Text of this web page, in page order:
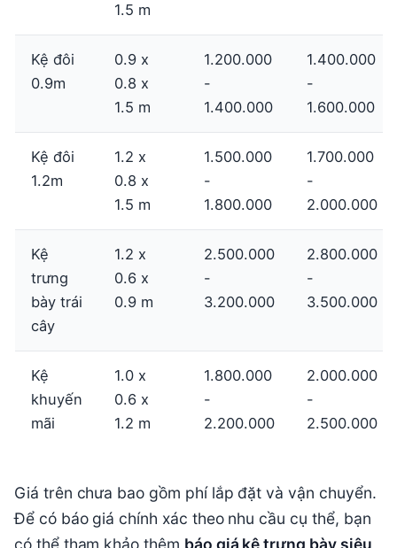
1.5 m
Kệ đôi
0.9m
0.9 x
0.8 x
1.5 m
1.200.000
-
1.400.000
1.400.000
-
1.600.000
Kệ đôi
1.2m
1.2 x
0.8 x
1.5 m
1.500.000
-
1.800.000
1.700.000
-
2.000.000
Kệ
trưng
bày trái
cây
1.2 x
0.6 x
0.9 m
2.500.000
-
3.200.000
2.800.000
-
3.500.000
Kệ
khuyến
mãi
1.0 x
0.6 x
1.2 m
1.800.000
-
2.200.000
2.000.000
-
2.500.000
Giá trên chưa bao gồm phí lắp đặt và vận chuyển.
Để có báo giá chính xác theo nhu cầu cụ thể, bạn
có thể tham khảo thêm báo giá kệ trưng bày siêu